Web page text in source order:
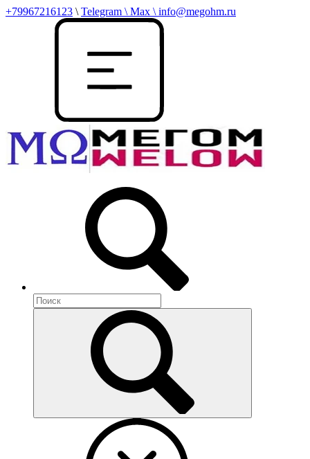
+79967216123 \ Telegram \ Max \ info@megohm.ru